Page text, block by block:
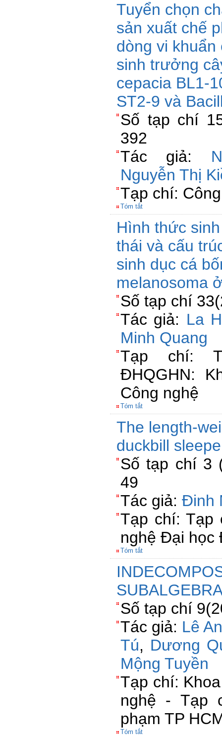
Tuyển chọn
sản xuất chế
dòng vi
sinh trưởng
cepacia BL1-
ST2-9 và
Số tạp chí
392
Tác giả:
Nguyễn Thị
Tạp chí:
Tóm tắt
Hình thức
thái và cấu
sinh dục cá
melanosoma
Số tạp chí
Tác giả: La
Minh Quang
Tạp chí:
ĐHQGHN:
Công nghệ
Tóm tắt
The length-
duckbill
Số tạp chí 3
49
Tác giả: Đinh
Tạp chí: Tạp
nghệ Đại học
Tóm tắt
Số tạp chí
Tác giả: Lê
Tú, Dương
Mộng Tuyền
Tạp chí:
nghệ - Tạp
phạm TP
Tóm tắt